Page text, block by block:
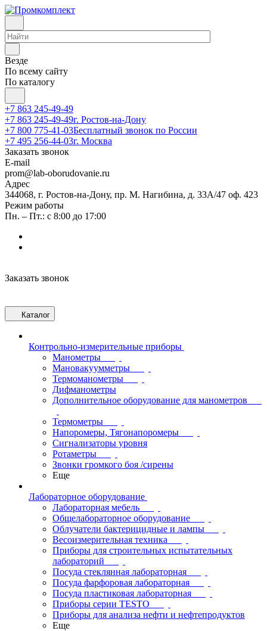
Везде
По всему сайту
По каталогу
+7 863 245-49-49
+7 863 245-49-49г. Ростов-на-Дону
+7 800 775-41-03Бесплатный звонок по России
+7 495 256-44-03г. Москва
Заказать звонок
E-mail
prom@lab-oborudovanie.ru
Адрес
344068, г. Ростов-на-Дону, пр. М. Нагибина, д. 33А/47 оф. 423
Режим работы
Пн. – Пт.: с 8:00 до 17:00
Заказать звонок
Каталог
Контрольно-измерительные приборы
Манометры
Мановакуумметры
Термоманометры
Дифманометры
Дополнительное оборудование для манометров
Термометры
Напоромеры, Тягонапоромеры
Сигнализаторы уровня
Ротаметры
Звонки громкого боя /сирены
Еще
Лабораторное оборудование
Лабораторная мебель
Общелабораторное оборудование
Облучатели бактерицидные и лампы
Весоизмерительная техника
Приборы для строительных испытательных
лабораторий
Посуда стеклянная лабораторная
Посуда фарфоровая лабораторная
Посуда пластиковая лабораторная
Приборы серии TESTO
Приборы для анализа нефти и нефтепродуктов
Еще